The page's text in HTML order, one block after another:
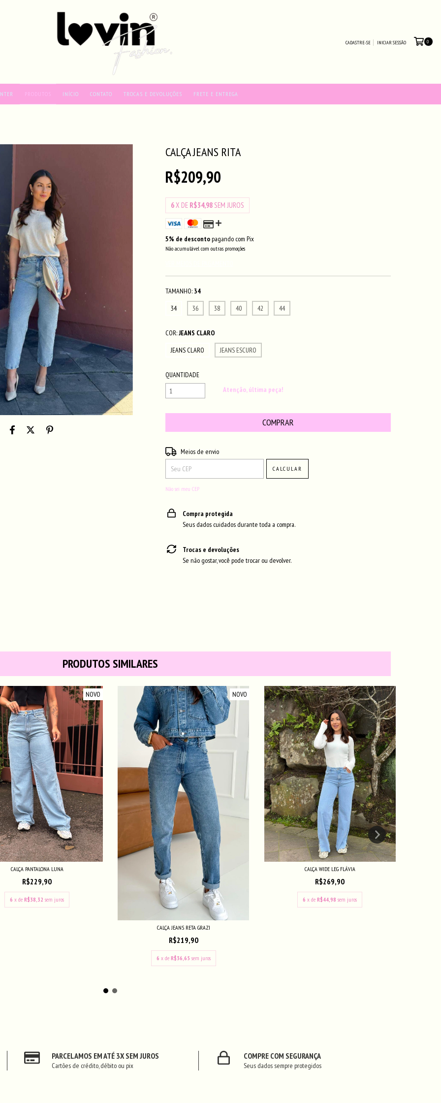
CADASTRE-SE INICIAR SESSÃO 0
INÍCIO CONTATO TROCAS E DEVOLUÇÕES FRETE E ENTREGA
CALÇA JEANS RITA
R$209,90
6X DE R$34,98 SEM JUROS
5% de descontopagando com Pix
Não acumulável com outras promoções
TAMANHO: 34
34
36 38 40 42 44
COR:JEANS CLARO
JEANS CLARO
JEANS ESCURO
QUANTIDADE
Atenção, última peça!
Entregas para o CEP:
Meios de envio
CALCULAR
Não sei meu CEP
Compra protegida
Seus dados cuidados durante toda a compra.
Trocas e devoluções
Se não gostar, você pode trocar ou devolver.
PRODUTOS SIMILARES
NOVO
CALÇA PANTALONA LUNA
R$229,90
6 x deR$38,32 sem juros
NOVO
CALÇA JEANS RETA GRAZI
R$219,90
6 x de R$36,65 sem juros
CALÇA WIDE LEG FLÁVIA
R$269,90
6 x deR$44,98 sem juros
PARCELAMOS EM ATÉ 3X SEM JUROS
Cartões de crédito, débito ou pix
COMPRE COM SEGURANÇA
Seus dados sempre protegidos